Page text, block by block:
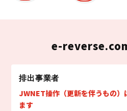
ク
現場に伝える。伝わる。
e-
排出事業者
JWNET操作（更新を伴うもの）
ます